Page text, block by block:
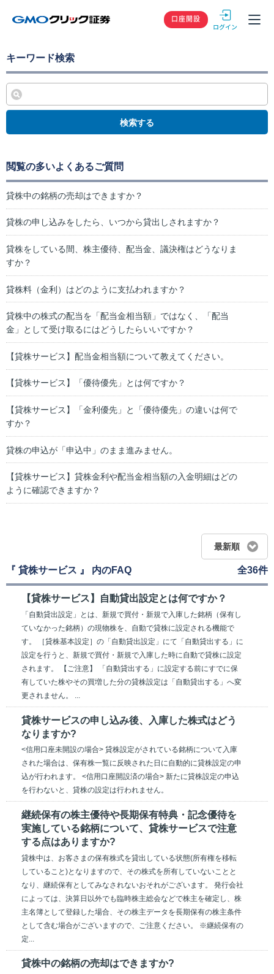
GMOクリック
口座開設
キーワード検索
検索する
閲覧の多いよくあるご質問
貸株中の銘柄の売却はできますか？
貸株の申し込みをしたら、いつから貸出しされますか？
貸株をしている間、株主優待、配当金、議決権はどうなりま
すか？
貸株料（金利）はどのように支払われますか？
貸株中の株式の配当を「配当金相当額」ではなく、「配当
金」として受け取るにはどうしたらいいですか？
【貸株サービス】配当金相当額について教えてください。
【貸株サービス】「優待優先」とは何ですか？
【貸株サービス】「金利優先」と「優待優先」の違いは何で
すか？
貸株の申込が「申込中」のまま進みません。
【貸株サービス】貸株金利や配当金相当額の入金明細はどの
ように確認できますか？
最新順
『 貸株サービス 』 内のFAQ 全36件
【貸株サービス】自動貸出設定とは何ですか？
「自動貸出設定」とは、新規で買付・新規で入庫した銘柄（保有し
ていなかった銘柄）の現物株を、自動で貸株に設定される機能で
す。 ［貸株基本設定］の「自動貸出設定」にて「自動貸出する」に
設定を行うと、新規で買付・新規で入庫した時に自動で貸株に設定
されます。 【ご注意】 「自動貸出する」に設定する前にすでに保
有していた株やその買増した分の貸株設定は「自動貸出する」へ変
更されません。 ...
貸株サービスの申し込み後、入庫した株式はどう
なりますか?
<信用口座未開設の場合> 貸株設定がされている銘柄について入庫
された場合は、保有株一覧に反映された日に自動的に貸株設定の申
込が行われます。 <信用口座開設済の場合> 新たに貸株設定の申込
を行わないと、貸株の設定は行われません。
継続保有の株主優待や長期保有特典・記念優待を
実施している銘柄について、貸株サービスで注意
する点はありますか?
貸株中は、お客さまの保有株式を貸出している状態(所有権を移転
していること)となりますので、その株式を所有していないことと
なり、継続保有としてみなされないおそれがございます。 発行会社
によっては、決算日以外でも臨時株主総会などで株主を確定し、株
主名簿として登録した場合、その株主データを長期保有の株主条件
として含む場合がございますので、ご注意ください。 ※継続保有の
定...
貸株中の銘柄の売却はできますか?